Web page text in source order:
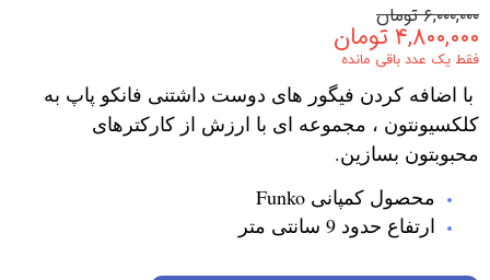
۶,۰۰۰,۰۰۰ تومان
۴,۸۰۰,۰۰۰ تومان
فقط یک عدد باقی مانده
با اضافه کردن فیگور های دوست داشتنی فانکو پاپ به
کلکسیونتون ، مجموعه ای با ارزش از کارکترهای
محبوبتون بسازین.
محصول کمپانی Funko
ارتفاع حدود 9 سانتی متر